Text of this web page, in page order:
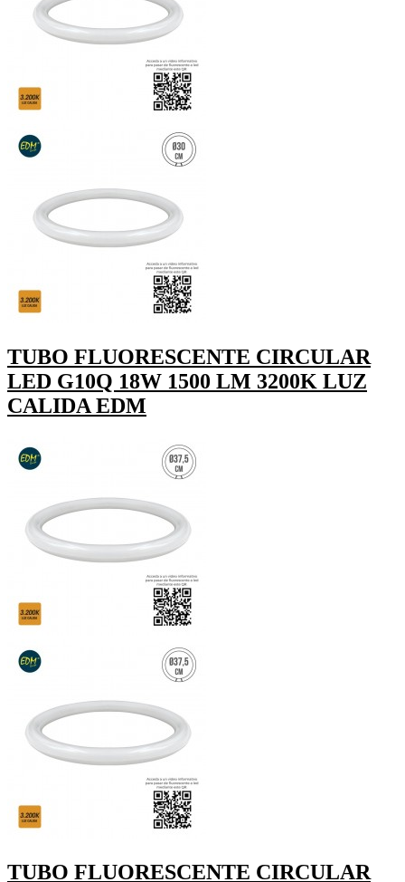
TUBO FLUORESCENTE CIRCULAR
LED G10Q 18W 1500 LM 3200K LUZ
CALIDA EDM
TUBO FLUORESCENTE CIRCULAR